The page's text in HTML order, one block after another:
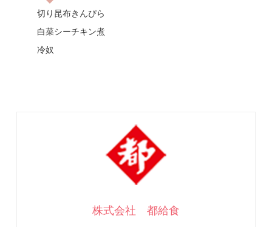
切り昆布きんぴら
白菜シーチキン煮
冷奴
株式会社 都給食